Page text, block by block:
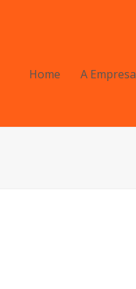
Home A Empresa